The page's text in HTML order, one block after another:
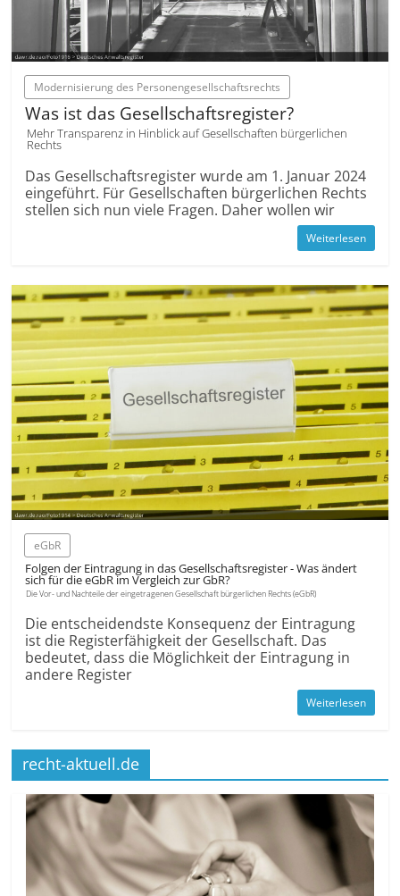
Modernisierung des Personengesellschaftsrechts
Was ist das Gesellschaftsregister?
Mehr Transparenz in Hinblick auf Gesellschaften bürgerlichen
Rechts
Das Gesellschaftsregister wurde am 1. Januar 2024
eingeführt. Für Gesellschaften bürgerlichen Rechts
stellen sich nun viele Fragen. Daher wollen wir
Weiterlesen
eGbR
Folgen der Eintragung in das Gesellschaftsregister - Was ändert
sich für die eGbR im Vergleich zur GbR?
Die Vor- und Nachteile der eingetragenen Gesellschaft bürgerlichen Rechts (eGbR)
Die entscheidendste Konsequenz der Eintragung
ist die Registerfähigkeit der Gesellschaft. Das
bedeutet, dass die Möglichkeit der Eintragung in
andere Register
Weiterlesen
recht-aktuell.de